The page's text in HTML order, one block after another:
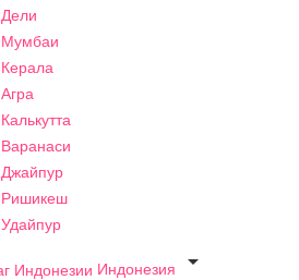
Дели
Мумбаи
Керала
Агра
Калькутта
Варанаси
Джайпур
Ришикеш
Удайпур
Индонезия
